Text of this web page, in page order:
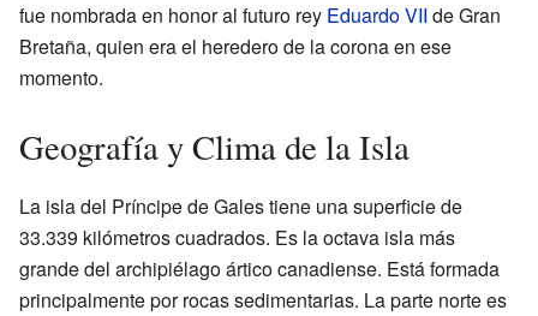
fue nombrada en honor al futuro rey Eduardo VII de Gran
Bretaña, quien era el heredero de la corona en ese
momento.
Geografía y Clima de la Isla
La isla del Príncipe de Gales tiene una superficie de
33.339 kilómetros cuadrados. Es la octava isla más
grande del archipiélago ártico canadiense. Está formada
principalmente por rocas sedimentarias. La parte norte es